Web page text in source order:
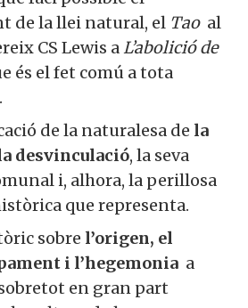
i existència en la
d’un marc de raó
faci possible el
de la llei natural, el
l’home, i que és el fet
civilització.
de la naturalesa de
desvinculació
i, alhora, la
històrica que